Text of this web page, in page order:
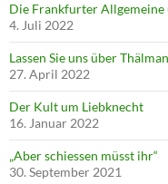
Die Frankfurter Allgemeine
4. Juli 2022
Lassen Sie uns über
27. April 2022
Der Kult um Liebknecht
16. Januar 2022
„Aber schiessen müsst ihr“
30. September 2021